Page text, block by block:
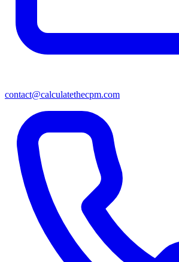
contact@calculatethecpm.com